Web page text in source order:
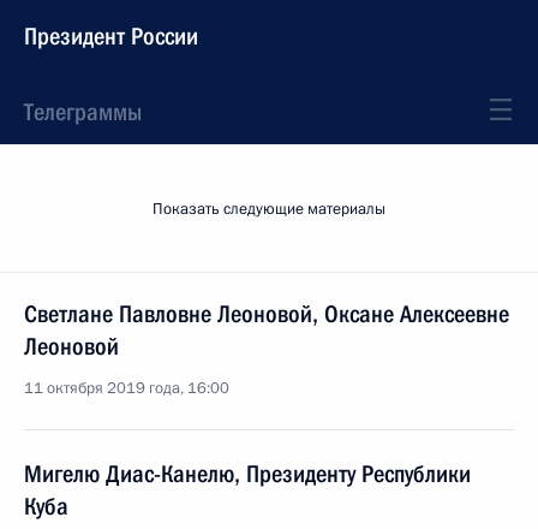
Президент России
Телеграммы
Показать следующие материалы
Светлане Павловне Леоновой, Оксане Алексеевне
Леоновой
11 октября 2019 года, 16:00
Мигелю Диас-Канелю, Президенту Республики
Куба